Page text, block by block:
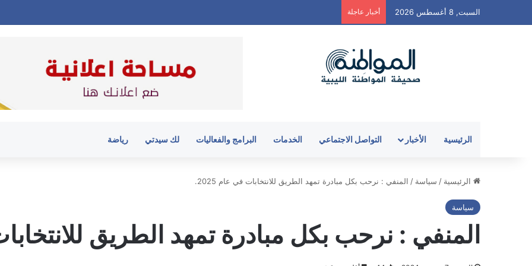
السبت, 8 أغسطس 2026 أخبار عاجلة
الرئيسية الأخبار التواصل الاجتماعي الخدمات البرامج والفعاليات لك سيدتي رياضة
الرئيسية / سياسة / المنفي : نرحب بكل مبادرة تمهد الطريق للانتخابات في عام 2025.
سياسة
المنفي : نرحب بكل مبادرة تمهد الطريق للانتخابات